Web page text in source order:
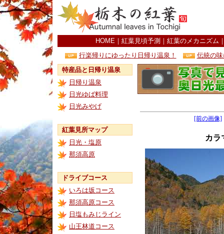
HOME ｜ 紅葉見頃予測 ｜ 紅葉のメカニズム
行楽帰りにゆったり日帰り温泉！
伝統の
特産品と日帰り温泉
日帰り温泉
日光ゆば料理
日光みやげ
紅葉見所マップ
日光・塩原
那須高原
ドライブコース
いろは坂コース
那須高原コース
日塩もみじライン
山王林道コース
[前の画像]
カラ